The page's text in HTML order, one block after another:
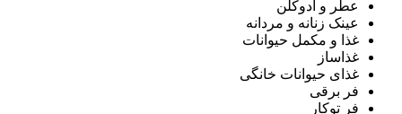
عطر و ادوکلن
عینک زنانه و مردانه
غذا و مکمل حیوانات
غذاساز
غذای حیوانات خانگی
فر برقی
فر توکار